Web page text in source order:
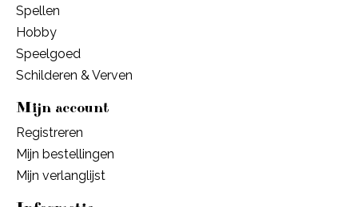
Spellen
Hobby
Speelgoed
Schilderen & Verven
Mijn account
Registreren
Mijn bestellingen
Mijn verlanglijst